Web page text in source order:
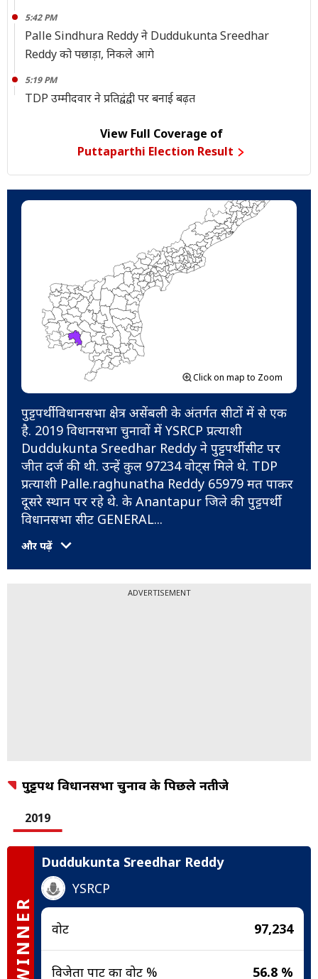
5:42 PM
Palle Sindhura Reddy ने Duddukunta Sreedhar
Reddy को पछाड़ा, निकले आगे
5:19 PM
TDP उम्मीदवार ने प्रतिद्वंद्वी पर बनाई बढ़त
View Full Coverage of
Puttaparthi Election Result
Click on map to Zoom
पुट्टपर्थी विधानसभा क्षेत्र असेंबली के अंतर्गत सीटों में से एक
है. 2019 विधानसभा चुनावों में YSRCP प्रत्याशी
Duddukunta Sreedhar Reddy ने पुट्टपर्थी सीट पर
जीत दर्ज की थी. उन्हें कुल 97234 वोट्स मिले थे. TDP
प्रत्याशी Palle.raghunatha Reddy 65979 मत पाकर
दूसरे स्थान पर रहे थे. के Anantapur जिले की पुट्टपर्थी
विधानसभा सीट GENERAL...
और पढ़ें
ADVERTISEMENT
पुट्टपर्थी विधानसभा चुनाव के पिछले नतीजे
2019
WINNER
Duddukunta Sreedhar Reddy
YSRCP
वोट 97,234
विजेता पार्टी का वोट % 56.8 %